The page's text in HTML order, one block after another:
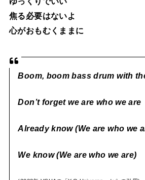
焦る必要はないよ
心がおもむくままに
Boom, boom bass drumwith
Don’t forget we are who we are
Already know (We are who we
We know (We are who we are)